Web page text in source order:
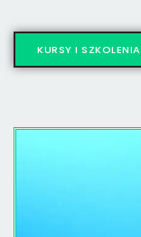
KURSY I SZKOLENIA